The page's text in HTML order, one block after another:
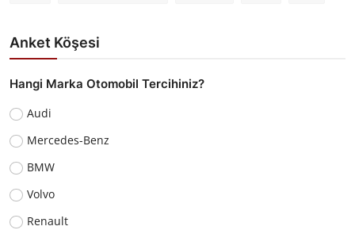
Anket Köşesi
Hangi Marka Otomobil Tercihiniz?
Audi
Mercedes-Benz
BMW
Volvo
Renault